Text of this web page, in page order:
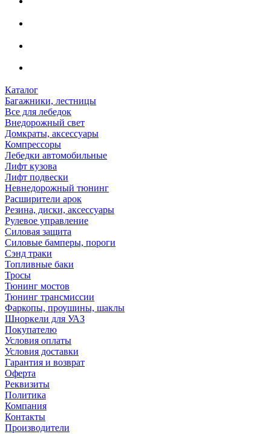
Каталог
Багажники, лестницы
Все для лебедок
Внедорожный свет
Домкраты, аксессуары
Компрессоры
Лебедки автомобильные
Лифт кузова
Лифт подвески
Невнедорожный тюнинг
Расширители арок
Резина, диски, аксессуары
Рулевое управление
Силовая защита
Силовые бамперы, пороги
Сэнд траки
Топливные баки
Тросы
Тюнинг мостов
Тюнинг трансмиссии
Фаркопы, проушины, шаклы
Шноркели для УАЗ
Покупателю
Условия оплаты
Условия доставки
Гарантия и возврат
Оферта
Реквизиты
Политика
Компания
Контакты
Производители